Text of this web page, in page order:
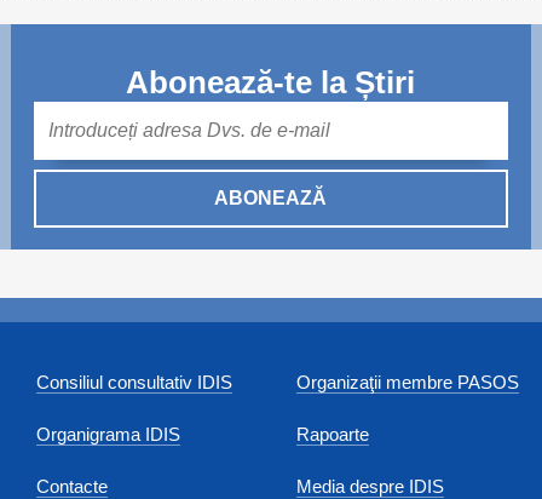
Abonează-te la Știri
ABONEAZĂ
Consiliul consultativ IDIS
Organigrama IDIS
Contacte
Organizaţii membre PASOS
Rapoarte
Media despre IDIS